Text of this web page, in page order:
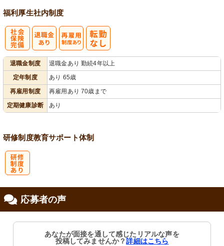
福利厚生社内制度
退職金制度
退職金あり 勤続4年以上
定年制度
あり 65歳
再雇用制度
再雇用あり 70歳まで
定期健康診断
あり
研修制度教育サポート体制
応募者の声
あなたが面接を通して感じたリアルな声を
投稿してみませんか？詳細はこちら